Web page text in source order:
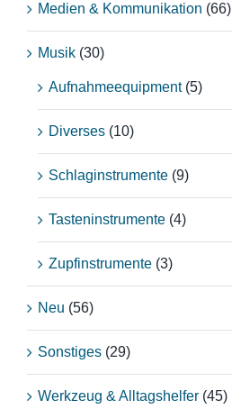
Medien & Kommunikation (66)
Musik (30)
Aufnahmeequipment (5)
Diverses (10)
Schlaginstrumente (9)
Tasteninstrumente (4)
Zupfinstrumente (3)
Neu (56)
Sonstiges (29)
Werkzeug & Alltagshelfer (45)